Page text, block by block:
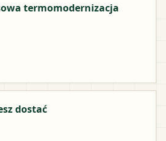
termomodernizacja
dostać